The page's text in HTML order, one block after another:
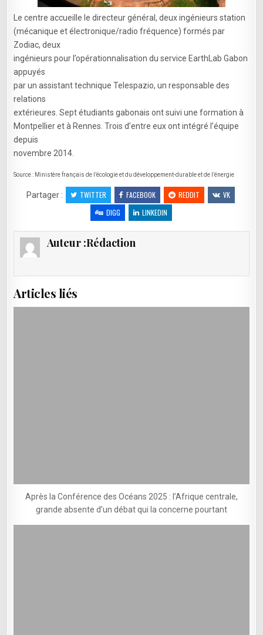
Le centre accueille le directeur général, deux ingénieurs station
(mécanique et électronique/radio fréquence) formés par
Zodiac, deux
ingénieurs pour l’opérationnalisation du service EarthLab Gabon
appuyés
par un assistant technique Telespazio, un responsable des
relations
extérieures. Sept étudiants gabonais ont suivi une formation à
Montpellier et à Rennes. Trois d’entre eux ont intégré l’équipe
depuis
novembre 2014.
Source : Ministère français de l’écologie et du développement-durable et de l’énergie
Partager : TWITTER FACEBOOK REDDIT
VK
DIGG
LINKEDIN
Auteur :Rédaction
Articles liés
Après la Conférence des Océans 2025 : l’Afrique centrale,
grande absente d’un débat qui la concerne pourtant